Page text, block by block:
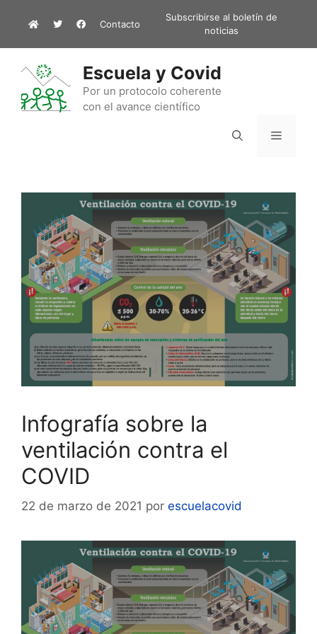
Contacto
Subscribirse al boletín de
noticias
Escuela y Covid
Por un protocolo coherente
con el avance científico
Menú
Infografía sobre la
ventilación contra el
COVID
22 de marzo de 2021 por escuelacovid